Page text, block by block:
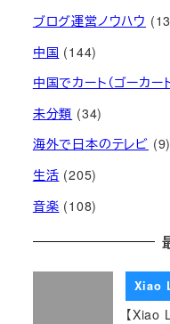
ブログ運営ノウハウ
中国 (144)
中国でカート（ゴーカート
未分類 (34)
海外で日本のテレビ (9)
生活 (205)
音楽 (108)
Xiao
【Xiao